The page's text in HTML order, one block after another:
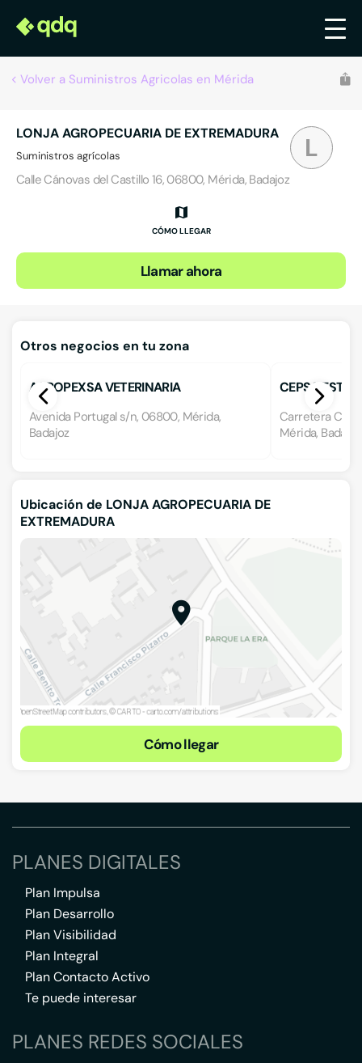
Volver a Suministros Agricolas en Mérida
L
LONJA AGROPECUARIA DE EXTREMADURA
Suministros agrícolas
Calle Cánovas del Castillo 16, 06800, Mérida, Badajoz
CÓMO LLEGAR
Llamar ahora
Otros negocios en tu zona
AGROPEXSA VETERINARIA
Avenida Portugal s/n, 06800, Mérida,
Badajoz
CEPSA
Carretera
Mérida, Badajoz
Ubicación de LONJA AGROPECUARIA DE
EXTREMADURA
Cómo llegar
PLANES DIGITALES
Plan Impulsa
Plan Desarrollo
Plan Visibilidad
Plan Integral
Plan Contacto Activo
Te puede interesar
PLANES REDES SOCIALES